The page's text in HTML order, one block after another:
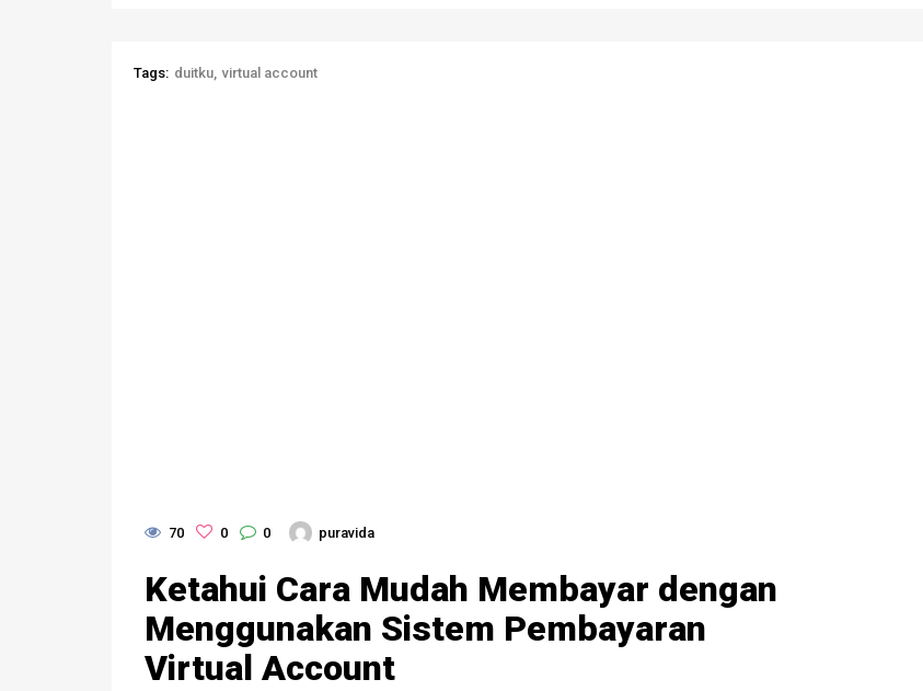
Tags: duitku virtual account
70 0 0 puravida
Ketahui Cara Mudah Membayar dengan
Menggunakan Sistem Pembayaran
Virtual Account